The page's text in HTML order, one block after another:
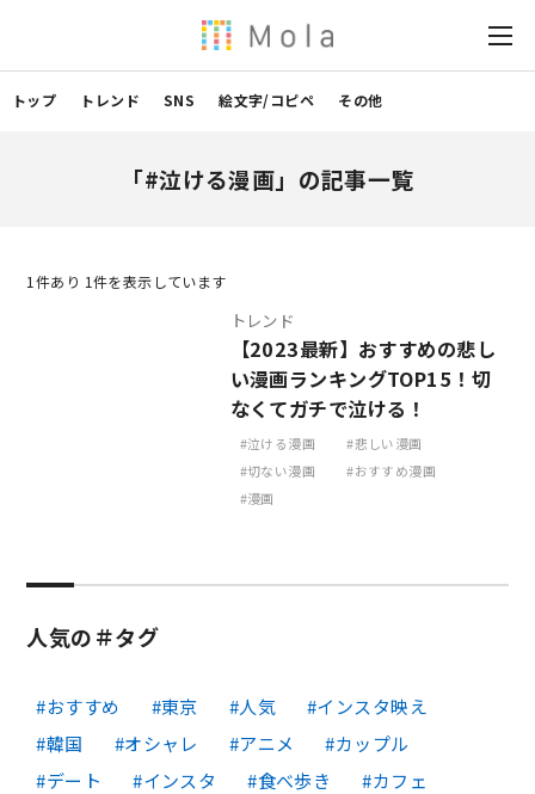
トップ トレンド SNS 絵文字/コピペ その他
「#泣ける漫画」の記事一覧
1 件あり 1件を表示しています
トレンド
【2023最新】おすすめの悲し
い漫画ランキングTOP15！切
なくてガチで泣ける！
泣ける漫画
悲しい漫画
切ない漫画
おすすめ漫画
漫画
人気の＃タグ
おすすめ 東京 人気
インスタ映え
韓国
オシャレ アニメ
カップル
デート
インスタ 食べ歩き
カフェ